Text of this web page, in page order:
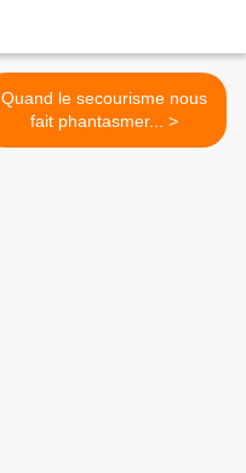
Quand le secourisme nous
fait phantasmer... >